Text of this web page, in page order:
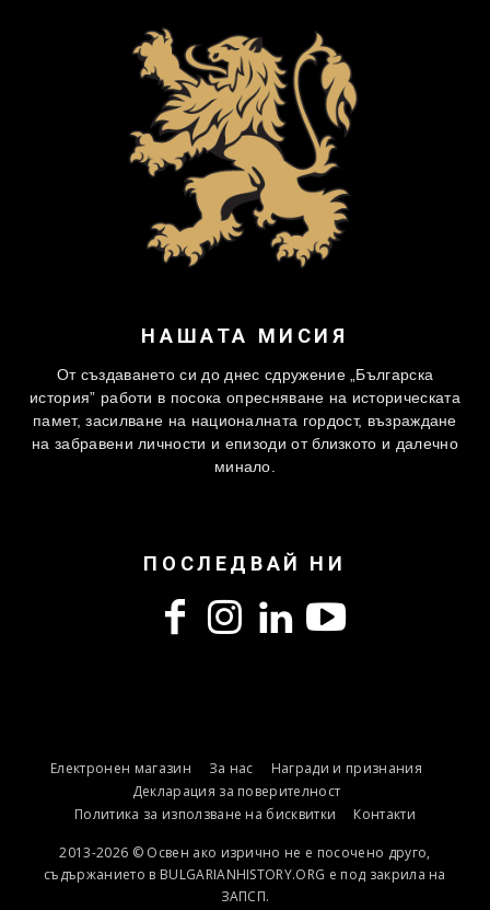
НАШАТА МИСИЯ
От създаването си до днес сдружение „Българска
история” работи в посока опресняване на историческата
памет, засилване на националната гордост, възраждане
на забравени личности и епизоди от близкото и далечно
минало.
ПОСЛЕДВАЙ НИ
Електронен магазин За нас
Награди и признания
Декларация за поверителност
Политика за използване на бисквитки
Контакти
2013-2026 © Освен ако изрично не е посочено друго,
съдържанието в BULGARIANHISTORY.ORG е под закрила на
ЗАПСП.